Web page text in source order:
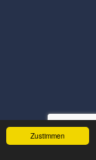
Zustimmen